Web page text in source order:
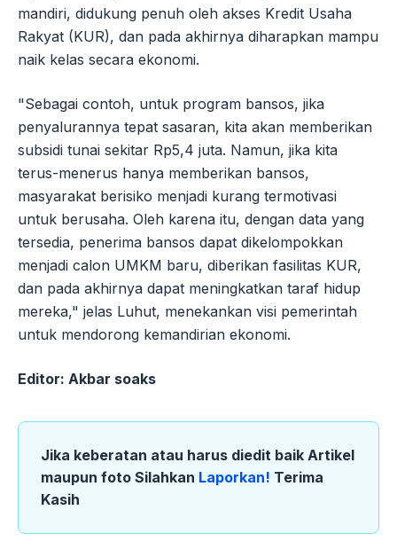
mandiri, didukung penuh oleh akses Kredit Usaha
Rakyat (KUR), dan pada akhirnya diharapkan mampu
naik kelas secara ekonomi.
"Sebagai contoh, untuk program bansos, jika
penyalurannya tepat sasaran, kita akan memberikan
subsidi tunai sekitar Rp5,4 juta. Namun, jika kita
terus-menerus hanya memberikan bansos,
masyarakat berisiko menjadi kurang termotivasi
untuk berusaha. Oleh karena itu, dengan data yang
tersedia, penerima bansos dapat dikelompokkan
menjadi calon UMKM baru, diberikan fasilitas KUR,
dan pada akhirnya dapat meningkatkan taraf hidup
mereka," jelas Luhut, menekankan visi pemerintah
untuk mendorong kemandirian ekonomi.
Editor: Akbar soaks
Jika keberatan atau harus diedit baik Artikel
maupun foto Silahkan Laporkan! Terima
Kasih